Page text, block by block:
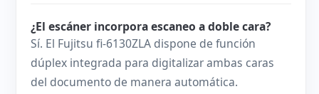
¿El escáner incorpora escaneo a doble cara?
Sí. El Fujitsu fi-6130ZLA dispone de función
dúplex integrada para digitalizar ambas caras
del documento de manera automática.